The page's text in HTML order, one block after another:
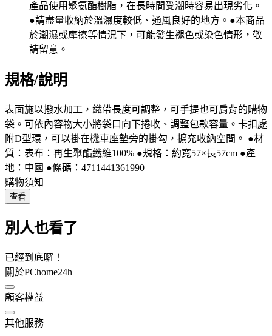
產品使用聚氨酯樹脂，在長時間受潮時容易出現劣化。
●請盡量收納於溫濕度較低、通風良好的地方。●本商品
於潮濕或摩擦等情況下，可能發生褪色或染色情形，敬
請留意。
規格/說明
表面施以撥水加工，織帶長度可調整，可手提也可肩背的購物
袋。可依內容物大小將袋口向下捲收、調整包款容量。卡扣處
附D型環，可以掛在機車座墊旁的掛勾，擴充收納空間。 ●材
質：表布：再生聚酯纖維100% ●規格：約寬57×長57cm ●產
地：中國 ●條碼：4711441361990
購物須知
查看
別人也看了
已經到底囉！
關於PChome24h
顧客權益
其他服務